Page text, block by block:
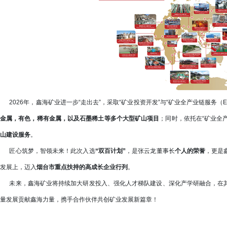
2026年，鑫海矿业进一步“走出去”，采取“矿业投资开发”与“矿业全产业链服务
金属，有色，稀有金属，以及石墨稀土等多个大型矿山项目 ；同时，依托在“矿业
山建设服务。
匠心筑梦，智领未来！此次入选“双百计划” ，是张云龙董事长个人的荣誉 ，更
发展上，迈入烟台市重点扶持的高成长企业行列 。
未来，鑫海矿业将持续加大研发投入、强化人才梯队建设、深化产学研融合，在
量发展贡献鑫海力量，携手合作伙伴共创矿业发展新篇章！